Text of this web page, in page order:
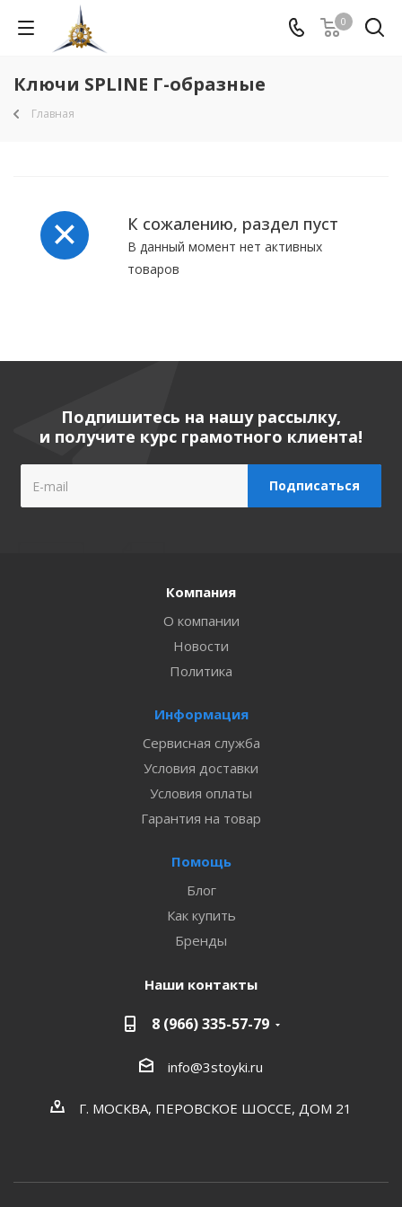
0
Ключи SPLINE Г-образные
Главная
К сожалению, раздел пуст
В данный момент нет активных
товаров
Подпишитесь на нашу рассылку,
и получите курс грамотного клиента!
Компания
О компании
Новости
Политика
Информация
Сервисная служба
Условия доставки
Условия оплаты
Гарантия на товар
Помощь
Блог
Как купить
Бренды
Наши контакты
8 (966) 335-57-79
info@3stoyki.ru
Г. МОСКВА, ПЕРОВСКОЕ ШОССЕ, ДОМ 21